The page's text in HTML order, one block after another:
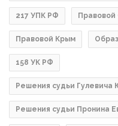
217 УПК РФ
Правовой Крым
158 УК РФ
Решения судьи Гулевича
Решения судьи Пронина